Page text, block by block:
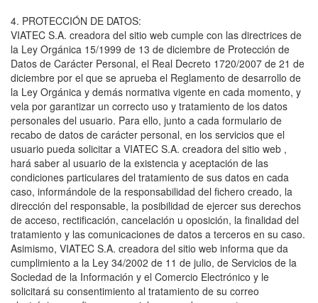
4. PROTECCIÓN DE DATOS:
VIATEC S.A. creadora del sitio web cumple con las directrices de
la Ley Orgánica 15/1999 de 13 de diciembre de Protección de
Datos de Carácter Personal, el Real Decreto 1720/2007 de 21 de
diciembre por el que se aprueba el Reglamento de desarrollo de
la Ley Orgánica y demás normativa vigente en cada momento, y
vela por garantizar un correcto uso y tratamiento de los datos
personales del usuario. Para ello, junto a cada formulario de
recabo de datos de carácter personal, en los servicios que el
usuario pueda solicitar a VIATEC S.A. creadora del sitio web ,
hará saber al usuario de la existencia y aceptación de las
condiciones particulares del tratamiento de sus datos en cada
caso, informándole de la responsabilidad del fichero creado, la
dirección del responsable, la posibilidad de ejercer sus derechos
de acceso, rectificación, cancelación u oposición, la finalidad del
tratamiento y las comunicaciones de datos a terceros en su caso.
Asimismo, VIATEC S.A. creadora del sitio web informa que da
cumplimiento a la Ley 34/2002 de 11 de julio, de Servicios de la
Sociedad de la Información y el Comercio Electrónico y le
solicitará su consentimiento al tratamiento de su correo